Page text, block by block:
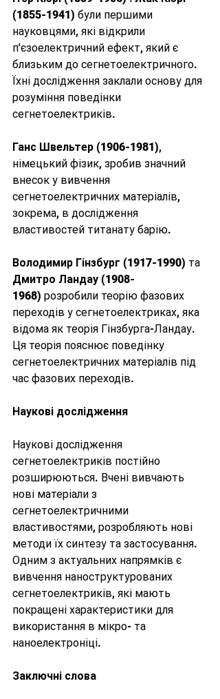
(1855-1941) були першими
науковцями, які відкрили
п'єзоелектричний ефект, який є
близьким до сегнетоелектричного.
Їхні дослідження заклали основу для
розуміння поведінки
сегнетоелектриків.
Ганс Швельтер (1906-1981),
німецький фізик, зробив значний
внесок у вивчення
сегнетоелектричних матеріалів,
зокрема, в дослідження
властивостей титанату барію.
Володимир Гінзбург (1917-1990) та
Дмитро Ландау (1908-
1968) розробили теорію фазових
переходів у сегнетоелектриках, яка
відома як теорія Гінзбурга-Ландау.
Ця теорія пояснює поведінку
сегнетоелектричних матеріалів під
час фазових переходів.
Наукові дослідження
Наукові дослідження
сегнетоелектриків постійно
розширюються. Вчені вивчають
нові матеріали з
сегнетоелектричними
властивостями, розробляють нові
методи їх синтезу та застосування.
Одним з актуальних напрямків є
вивчення наноструктурованих
сегнетоелектриків, які мають
покращені характеристики для
використання в мікро- та
наноелектроніці.
Заключні слова